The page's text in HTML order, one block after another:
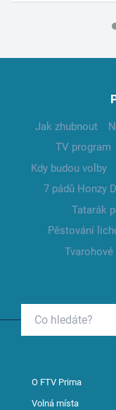
Jak zhubnout
TV program
Kdy budou volby
7 pádů Honzy
Tatarák
Pěstování
O FTV Prima
Volná místa